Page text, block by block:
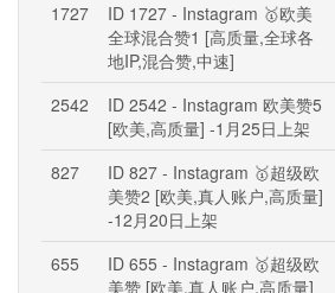
1727
ID 1727 - Instagram 🥇欧美
全球混合赞1 [高质量,全球各
地IP,混合赞,中速]
2542
ID 2542 - Instagram 欧美赞5
[欧美,高质量] -1月25日上架
827
ID 827 - Instagram 🥇超级欧
美赞2 [欧美,真人账户,高质量]
-12月20日上架
655
ID 655 - Instagram 🥇超级欧
美赞 [欧美,真人账户,高质量]